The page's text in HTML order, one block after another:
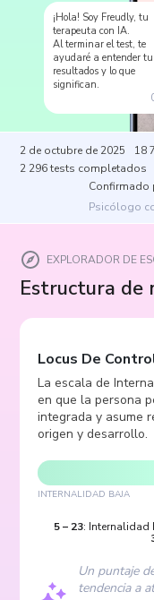
¡Hola! Soy Freudly, tu
terapeuta con IA.
Al terminar el test, te
ayudaré a entender
resultados y lo que
significan.
2 de octubre de 2025 18
2 296 tests completados
Confirmado
Psicólogo
EXPLORADOR DE
Estructura de
Locus De
La escala de
en que la persona
integrada y asume
origen y desarrollo.
INTERNALIDAD BAJA
5– 23: Internalidad
Un puntaje
tendencia a